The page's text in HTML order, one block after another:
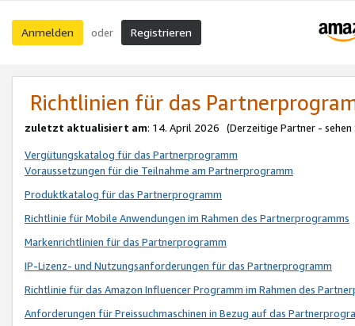
Anmelden oder Registrieren
Richtlinien für das
zuletzt aktualisiert am: 14. April 2026 (Derzeitige Partner - sehen
Vergütungskatalog für das Partnerprogramm
Voraussetzungen für die Teilnahme am Partnerprogramm
Produktkatalog für das Partnerprogramm
Richtlinie für Mobile Anwendungen im Rahmen des Partnerprogramms
Markenrichtlinien für das Partnerprogramm
IP-Lizenz- und Nutzungsanforderungen für das Partnerprogramm
Richtlinie für das Amazon Influencer Programm im Rahmen des
Anforderungen für Preissuchmaschinen in Bezug auf das